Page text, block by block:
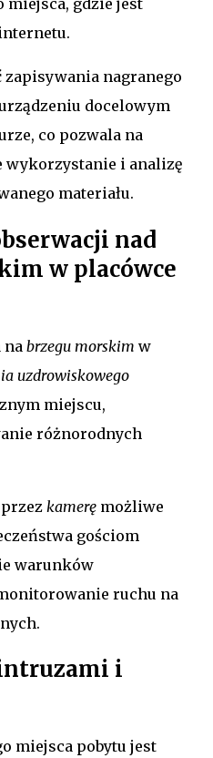
zapisywania nagranego
docelowym
co pozwala na
wykorzystanie i analizę
materiału.
nad
w placówce
brzegu morskim w
uzdrowiskowego
miejscu,
różnorodnych
przez kamerę możliwe
gościom
warunków
ruchu na
i
miejsca pobytu jest